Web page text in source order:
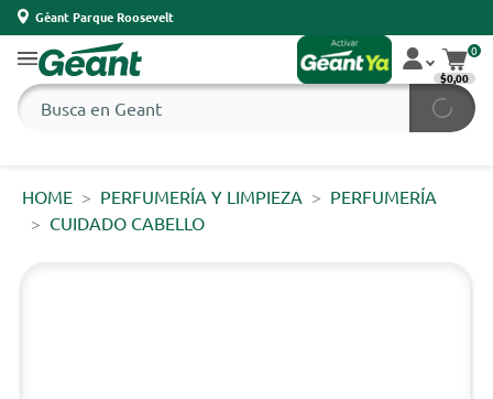
Géant Parque Roosevelt
0
$0,00
HOME PERFUMERÍA Y LIMPIEZA
PERFUMERÍA
CUIDADO CABELLO